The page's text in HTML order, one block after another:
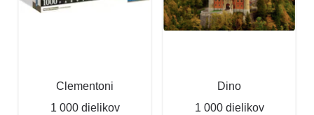
Clementoni
1 000 dielikov
Dino
1 000 dielikov